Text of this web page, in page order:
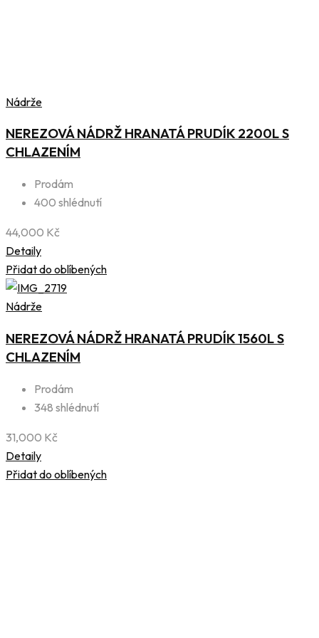
Nádrže
NEREZOVÁ NÁDRŽ HRANATÁ PRUDÍK 2200L S
CHLAZENÍM
Prodám
400 shlédnutí
44,000 Kč
Detaily
Přidat do oblíbených
Nádrže
NEREZOVÁ NÁDRŽ HRANATÁ PRUDÍK 1560L S
CHLAZENÍM
Prodám
348 shlédnutí
31,000 Kč
Detaily
Přidat do oblíbených